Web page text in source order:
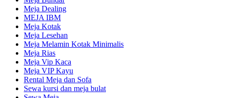
Meja Dealing
MEJA IBM
Meja Kotak
Meja Lesehan
Meja Melamin Kotak Minimalis
Meja Rias
Meja Vip Kaca
Meja VIP Kayu
Rental Meja dan Sofa
Sewa kursi dan meja bulat